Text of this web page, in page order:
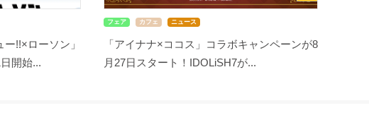
!!×ローソン」
開始...
フェア カフェ ニュース
「アイナナ×ココス」コラボキャンペーンが8
月27日スタート！IDOLiSH7が...